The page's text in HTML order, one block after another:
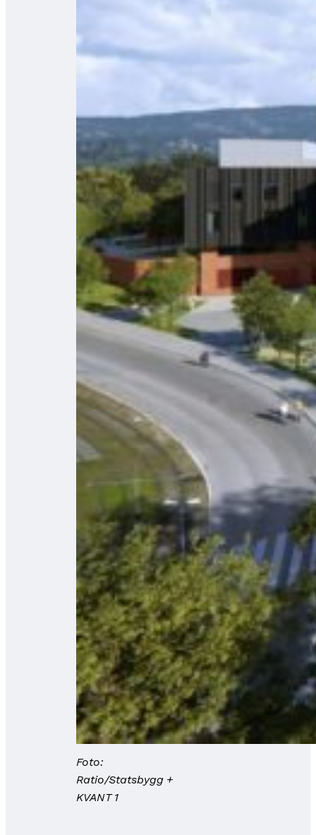
Foto:
Ratio/Statsbygg +
KVANT 1